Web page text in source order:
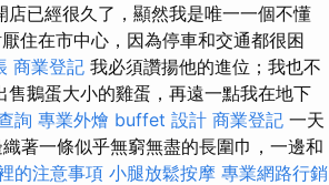
已經很久了，顯然我是唯一一個不懂
住在市中心，因為停車和交通都很困
商業登記 我必須讚揚他的進位；我也不
鵝蛋大小的雞蛋，再遠一點我在地下
詢 專業外燴 buffet 設計 商業登記 一天
著一條似乎無窮無盡的長圍巾，一邊和
的注意事項 小腿放鬆按摩 專業網路行銷